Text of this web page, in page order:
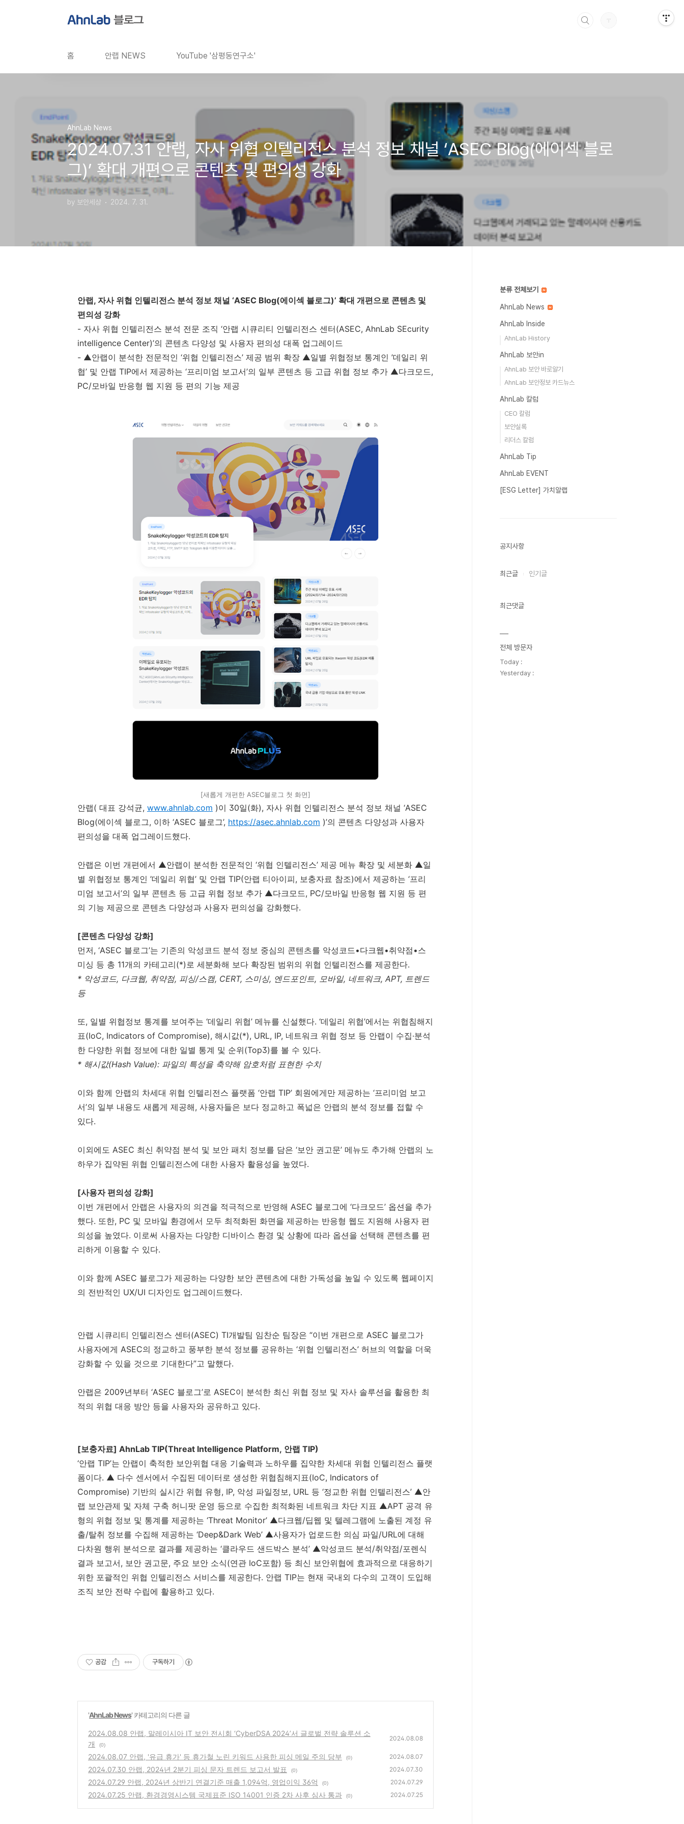
홈 안랩 NEWS YouTube '삼평동연구소'
AhnLab News
2024.07.31 안랩, 자사 위협 인텔리전스 분석 정보 채널 ‘ASEC Blog(에이섹 블로
그)’ 확대 개편으로 콘텐츠 및 편의성 강화
by 보안세상 2024. 7. 31.
안랩, 자사 위협 인텔리전스 분석 정보 채널 ‘ASEC Blog(에이섹 블로그)’ 확대 개편으로 콘텐츠 및
편의성 강화
- 자사 위협 인텔리전스 분석 전문 조직 ‘안랩 시큐리티 인텔리전스 센터(ASEC, AhnLab SEcurity
intelligence Center)’의 콘텐츠 다양성 및 사용자 편의성 대폭 업그레이드
- ▲안랩이 분석한 전문적인 ‘위협 인텔리전스’ 제공 범위 확장 ▲일별 위협정보 통계인 ’데일리 위
협’ 및 안랩 TIP에서 제공하는 ‘프리미엄 보고서’의 일부 콘텐츠 등 고급 위협 정보 추가 ▲다크모드,
PC/모바일 반응형 웹 지원 등 편의 기능 제공
[새롭게 개편한 ASEC블로그 첫 화면]
안랩( 대표 강석균, www.ahnlab.com )이 30일(화), 자사 위협 인텔리전스 분석 정보 채널 ‘ASEC
Blog(에이섹 블로그, 이하 ‘ASEC 블로그’, https://asec.ahnlab.com )’의 콘텐츠 다양성과 사용자
편의성을 대폭 업그레이드했다.
안랩은 이번 개편에서 ▲안랩이 분석한 전문적인 ‘위협 인텔리전스’ 제공 메뉴 확장 및 세분화 ▲일
별 위협정보 통계인 ’데일리 위협’ 및 안랩 TIP(안랩 티아이피, 보충자료 참조)에서 제공하는 ‘프리
미엄 보고서’의 일부 콘텐츠 등 고급 위협 정보 추가 ▲다크모드, PC/모바일 반응형 웹 지원 등 편
의 기능 제공으로 콘텐츠 다양성과 사용자 편의성을 강화했다.
[콘텐츠 다양성 강화]
먼저, ‘ASEC 블로그’는 기존의 악성코드 분석 정보 중심의 콘텐츠를 악성코드•다크웹•취약점•스
미싱 등 총 11개의 카테고리(*)로 세분화해 보다 확장된 범위의 위협 인텔리전스를 제공한다.
* 악성코드, 다크웹, 취약점, 피싱/스캠, CERT, 스미싱, 엔드포인트, 모바일, 네트워크, APT, 트렌드
등
또, 일별 위협정보 통계를 보여주는 ‘데일리 위협’ 메뉴를 신설했다. ‘데일리 위협’에서는 위협침해지
표(IoC, Indicators of Compromise), 해시값(*), URL, IP, 네트워크 위협 정보 등 안랩이 수집·분석
한 다양한 위협 정보에 대한 일별 통계 및 순위(Top3)를 볼 수 있다.
* 해시값(Hash Value): 파일의 특성을 축약해 암호처럼 표현한 수치
이와 함께 안랩의 차세대 위협 인텔리전스 플랫폼 ‘안랩 TIP’ 회원에게만 제공하는 ‘프리미엄 보고
서’의 일부 내용도 새롭게 제공해, 사용자들은 보다 정교하고 폭넓은 안랩의 분석 정보를 접할 수
있다.
이외에도 ASEC 최신 취약점 분석 및 보안 패치 정보를 담은 ‘보안 권고문’ 메뉴도 추가해 안랩의 노
하우가 집약된 위협 인텔리전스에 대한 사용자 활용성을 높였다.
[사용자 편의성 강화]
이번 개편에서 안랩은 사용자의 의견을 적극적으로 반영해 ASEC 블로그에 ‘다크모드’ 옵션을 추가
했다. 또한, PC 및 모바일 환경에서 모두 최적화된 화면을 제공하는 반응형 웹도 지원해 사용자 편
의성을 높였다. 이로써 사용자는 다양한 디바이스 환경 및 상황에 따라 옵션을 선택해 콘텐츠를 편
리하게 이용할 수 있다.
이와 함께 ASEC 블로그가 제공하는 다양한 보안 콘텐츠에 대한 가독성을 높일 수 있도록 웹페이지
의 전반적인 UX/UI 디자인도 업그레이드했다.
안랩 시큐리티 인텔리전스 센터(ASEC) TI개발팀 임찬순 팀장은 “이번 개편으로 ASEC 블로그가
사용자에게 ASEC의 정교하고 풍부한 분석 정보를 공유하는 ‘위협 인텔리전스’ 허브의 역할을 더욱
강화할 수 있을 것으로 기대한다”고 말했다.
안랩은 2009년부터 ‘ASEC 블로그’로 ASEC이 분석한 최신 위협 정보 및 자사 솔루션을 활용한 최
적의 위협 대응 방안 등을 사용자와 공유하고 있다.
[보충자료] AhnLab TIP(Threat Intelligence Platform, 안랩 TIP)
‘안랩 TIP’는 안랩이 축적한 보안위협 대응 기술력과 노하우를 집약한 차세대 위협 인텔리전스 플랫
폼이다. ▲ 다수 센서에서 수집된 데이터로 생성한 위협침해지표(IoC, Indicators of
Compromise) 기반의 실시간 위협 유형, IP, 악성 파일정보, URL 등 ‘정교한 위협 인텔리전스’ ▲안
랩 보안관제 및 자체 구축 허니팟 운영 등으로 수집한 최적화된 네트워크 차단 지표 ▲APT 공격 유
형의 위협 정보 및 통계를 제공하는 ‘Threat Monitor’ ▲다크웹/딥웹 및 텔레그램에 노출된 계정 유
출/탈취 정보를 수집해 제공하는 ‘Deep&Dark Web’ ▲사용자가 업로드한 의심 파일/URL에 대해
다차원 행위 분석으로 결과를 제공하는 ‘클라우드 샌드박스 분석’ ▲악성코드 분석/취약점/포렌식
결과 보고서, 보안 권고문, 주요 보안 소식(연관 IoC포함) 등 최신 보안위협에 효과적으로 대응하기
위한 포괄적인 위협 인텔리전스 서비스를 제공한다. 안랩 TIP는 현재 국내외 다수의 고객이 도입해
조직 보안 전략 수립에 활용하고 있다.
공감 구독하기
'AhnLab News' 카테고리의 다른 글
2024.08.08 안랩, 말레이시아 IT 보안 전시회 ‘CyberDSA 2024’서 글로벌 전략 솔루션 소
개
(0)
2024.08.08
2024.08.07 안랩, '유급 휴가' 등 휴가철 노린 키워드 사용한 피싱 메일 주의 당부 (0) 2024.08.07
2024.07.30 안랩, 2024년 2분기 피싱 문자 트렌드 보고서 발표 (0) 2024.07.30
2024.07.29 안랩, 2024년 상반기 연결기준 매출 1,094억, 영업이익 36억 (0) 2024.07.29
2024.07.25 안랩, 환경경영시스템 국제표준 ISO 14001 인증 2차 사후 심사 통과 (0) 2024.07.25
분류 전체보기
AhnLab News
AhnLab Inside
AhnLab History
AhnLab 보안in
AhnLab 보안 바로알기
AhnLab 보안정보 카드뉴스
AhnLab 칼럼
CEO 칼럼
보안실록
리더스 칼럼
AhnLab Tip
AhnLab EVENT
[ESG Letter] 가치알랩
공지사항
최근글 인기글
최근댓글
전체 방문자
Today :
Yesterday :